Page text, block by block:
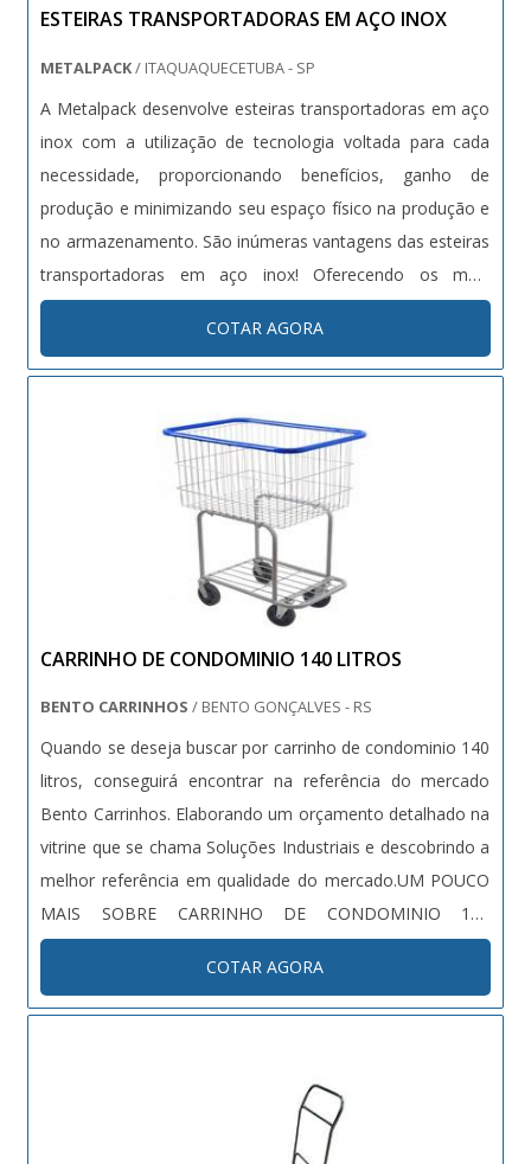
ESTEIRAS TRANSPORTADORAS EM AÇO INOX
METALPACK/ ITAQUAQUECETUBA - SP
A Metalpack desenvolve esteiras transportadoras em aço
inox com a utilização de tecnologia voltada para cada
necessidade, proporcionando benefícios, ganho de
produção e minimizando seu espaço físico na produção e
no armazenamento. São inúmeras vantagens das esteiras
transportadoras em aço inox! Oferecendo os mais
diversos tipos de esteiras transportadoras em aço inox,
correias, correntes, roletes, e outros modelos especiais
desenvolvidos para ap....
COTAR AGORA
CARRINHO DE CONDOMINIO 140 LITROS
BENTO CARRINHOS / BENTO GONÇALVES - RS
Quando se deseja buscar por carrinho de condominio 140
litros, conseguirá encontrar na referência do mercado
Bento Carrinhos. Elaborando um orçamento detalhado na
vitrine que se chama Soluções Industriais e descobrindo a
melhor referência em qualidade do mercado.UM POUCO
MAIS SOBRE CARRINHO DE CONDOMINIO 140
LITROSSe alguém busca por carrinho de condominio em
uma empresa segura, encontra o site da Bento Carrinhos.
Com grande know-how focado em carrinhos para a
venda à entrega final, com foco total na qualidade.Ainda
tratando-se de carrinho de condominio 140 litros, mais do
que visar apenas lucratividade, deve oferecer produtos e
COTAR AGORA